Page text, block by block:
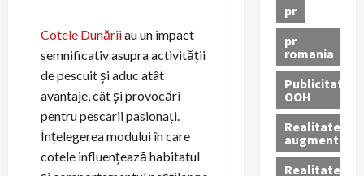
Cotele Dunăriiau un impact
semnificativ asupra activității
de pescuit și aduc atât
avantaje, cât și provocări
pentru pescarii pasionați.
Înțelegerea modului în care
cotele influențează habitatul
pr
pr
romania
Publicitate
OOH
Realitatea
augmentată
Realitatea